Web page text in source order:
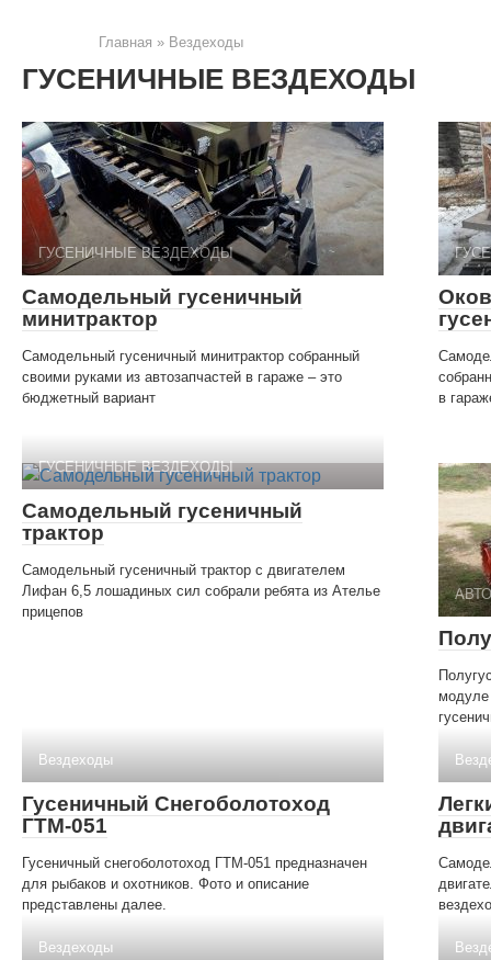
Главная » Вездеходы
ГУСЕНИЧНЫЕ ВЕЗДЕХОДЫ
ГУСЕНИЧНЫЕ ВЕЗДЕХОДЫ
Самодельный гусеничный
минитрактор
Самодельный гусеничный минитрактор собранный
своими руками из автозапчастей в гараже – это
бюджетный вариант
в
ГУСЕНИЧНЫЕ ВЕЗДЕХОДЫ
Самодельный гусеничный
трактор
Самодельный гусеничный трактор с двигателем
Лифан 6,5 лошадиных сил собрали ребята из Ателье
прицепов
модуле
Вездеходы
Гусеничный Снегоболотоход
ГТМ-051
Гусеничный снегоболотоход ГТМ-051 предназначен
для рыбаков и охотников. Фото и описание
представлены далее.
Вездеходы